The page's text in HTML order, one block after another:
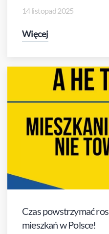
14 listopad 2025
Więcej
Czas powstrzymać
mieszkań w Polsce!